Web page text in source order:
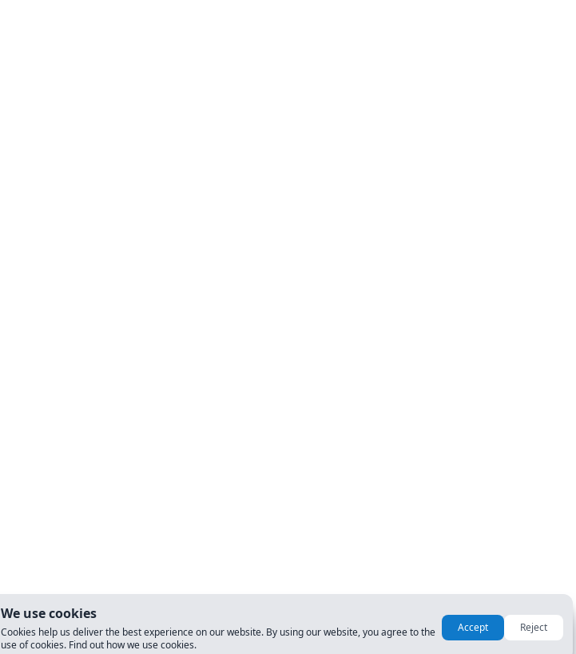
We use cookies
Cookies help us deliver the best experience on our website. By using our website, you agree to the
use of cookies. Find out how we use cookies.
Accept Reject